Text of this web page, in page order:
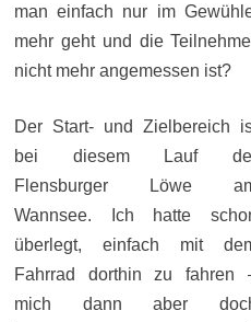
man einfach nur im
mehr geht und die
nicht mehr angemessen ist?
Der Start- und Zielbereich
bei diesem Lauf
Flensburger Löwe
Wannsee. Ich hatte
überlegt, einfach mit
Fahrrad dorthin zu fahren
mich dann aber